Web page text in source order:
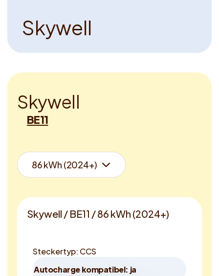
Skywell
Skywell
BE11
Skywell / BE11 / 86 kWh (2024+)
Steckertyp: CCS
Autocharge kompatibel: ja